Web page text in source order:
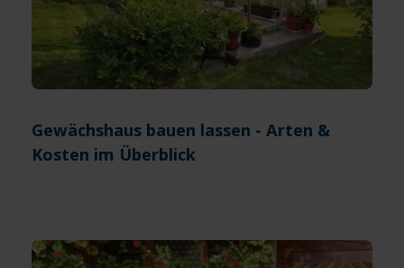
Gewächshaus bauen lassen - Arten &
Kosten im Überblick